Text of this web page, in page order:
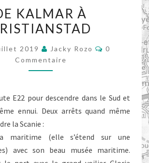
KALMAR
À
KALMAR À
2019 Jacky Rozo
0
Commentaire
E22 pour descendre dans le Sud et
ennui. Deux arrêts quand même
la Scanie :
maritime (elle s’étend sur une
avec son beau musée maritime.